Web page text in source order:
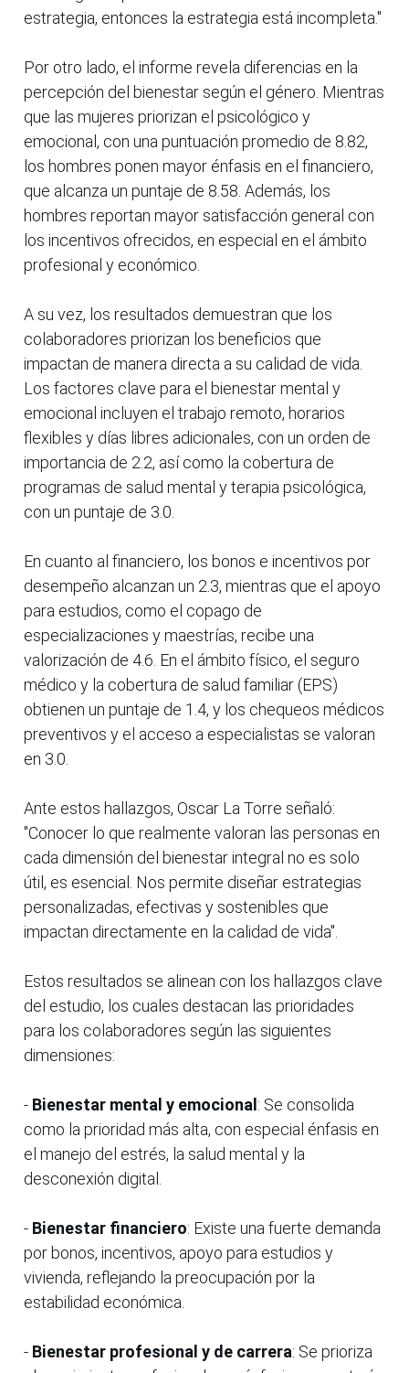
estrategia, entonces la estrategia está incompleta."
Por otro lado, el informe revela diferencias en la
percepción del bienestar según el género. Mientras
que las mujeres priorizan el psicológico y
emocional, con una puntuación promedio de 8.82,
los hombres ponen mayor énfasis en el financiero,
que alcanza un puntaje de 8.58. Además, los
hombres reportan mayor satisfacción general con
los incentivos ofrecidos, en especial en el ámbito
profesional y económico.
A su vez, los resultados demuestran que los
colaboradores priorizan los beneficios que
impactan de manera directa a su calidad de vida.
Los factores clave para el bienestar mental y
emocional incluyen el trabajo remoto, horarios
flexibles y días libres adicionales, con un orden de
importancia de 2.2, así como la cobertura de
programas de salud mental y terapia psicológica,
con un puntaje de 3.0.
En cuanto al financiero, los bonos e incentivos por
desempeño alcanzan un 2.3, mientras que el apoyo
para estudios, como el copago de
especializaciones y maestrías, recibe una
valorización de 4.6. En el ámbito físico, el seguro
médico y la cobertura de salud familiar (EPS)
obtienen un puntaje de 1.4, y los chequeos médicos
preventivos y el acceso a especialistas se valoran
en 3.0.
Ante estos hallazgos, Oscar La Torre señaló:
"Conocer lo que realmente valoran las personas en
cada dimensión del bienestar integral no es solo
útil, es esencial. Nos permite diseñar estrategias
personalizadas, efectivas y sostenibles que
impactan directamente en la calidad de vida".
Estos resultados se alinean con los hallazgos clave
del estudio, los cuales destacan las prioridades
para los colaboradores según las siguientes
dimensiones:
- Bienestar mental y emocional : Se consolida
como la prioridad más alta, con especial énfasis en
el manejo del estrés, la salud mental y la
desconexión digital.
- Bienestar financiero: Existe una fuerte demanda
por bonos, incentivos, apoyo para estudios y
vivienda, reflejando la preocupación por la
estabilidad económica.
- Bienestar profesional y de carrera: Se prioriza